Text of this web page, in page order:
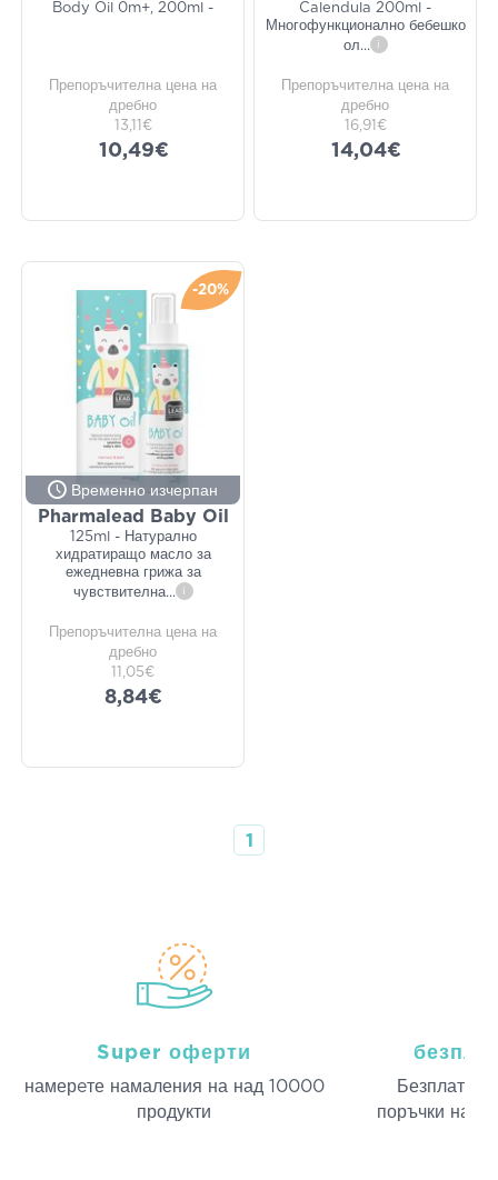
Body Oil 0m+, 200ml -
Препоръчителна цена на
дребно
13,11€
10,49€
Calendula 200ml -
Многофункционално бебешко
ол... i
Препоръчителна цена на
дребно
16,91€
14,04€
-20%
Временно изчерпан
Pharmalead Baby Oil
125ml - Натурално
хидратиращо масло за
ежедневна грижа за
чувствителна... i
Препоръчителна цена на
дребно
11,05€
8,84€
1
Super оферти
намерeте намаления на над 10000
продукти
Безплатна
поръчки над